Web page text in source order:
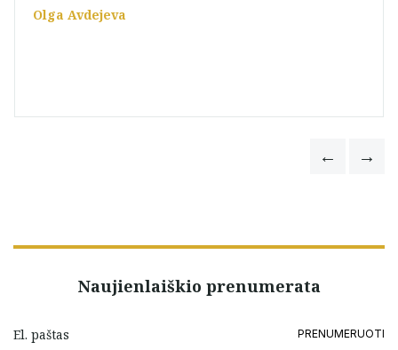
Olga Avdejeva
Naujienlaiškio prenumerata
PRENUMERUOTI